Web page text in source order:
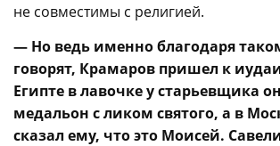
не совместимы с религией.
— Но ведь именно благодаря
говорят, Крамаров пришел к
Египте в лавочке у старьевщика
медальон с ликом святого, а в
сказал ему, что это Моисей.